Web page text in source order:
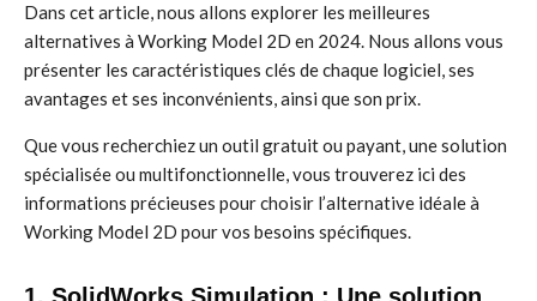
Dans cet article, nous allons explorer les meilleures
alternatives à Working Model 2D en 2024. Nous allons vous
présenter les caractéristiques clés de chaque logiciel, ses
avantages et ses inconvénients, ainsi que son prix.
Que vous recherchiez un outil gratuit ou payant, une solution
spécialisée ou multifonctionnelle, vous trouverez ici des
informations précieuses pour choisir l’alternative idéale à
Working Model 2D pour vos besoins spécifiques.